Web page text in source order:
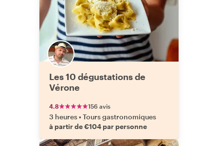
Les 10 dégustations de
Vérone
4.8 156 avis
3 heures•Tours gastronomiques
à partir de €104 par personne